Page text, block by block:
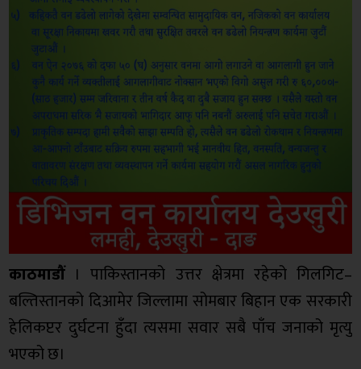
काठमाडौं। पाकिस्तानको उत्तर क्षेत्रमा रहेको गिलगिट–
बल्तिस्तानको दिआमेर जिल्लामा सोमबार बिहान एक सरकारी
हेलिकप्टर दुर्घटना हुँदा त्यसमा सवार सबै पाँच जनाको मृत्यु
भएको छ।